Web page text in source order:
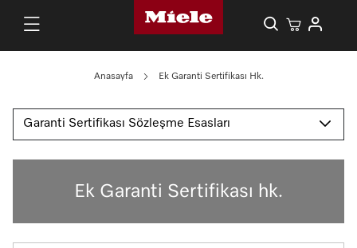
Anasayfa Ek Garanti Sertifikası Hk.
Garanti Sertifikası Sözleşme Esasları
Ek Garanti Sertifikası hk.